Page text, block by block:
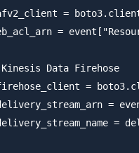
=
=
Data Firehose
=
=
=